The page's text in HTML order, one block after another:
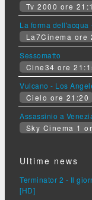
Tv 2000 ore
La forma dell'acqua
La7Cinema ore
Sessomatto
Cine34 ore
Vulcano - Los
Cielo ore 21:20
Assassinio a
Sky Cinema 1
Ultime news
Terminator 2 - Il
[HD]